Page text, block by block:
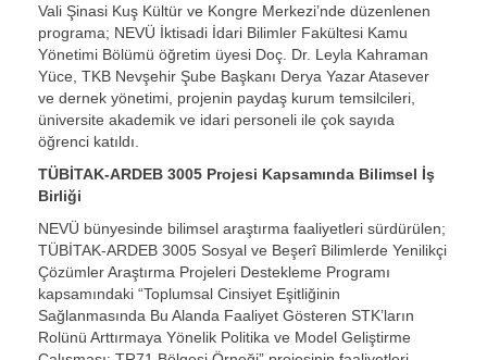
Vali Şinasi Kuş Kültür ve Kongre Merkezi’nde düzenlenen
programa; NEVÜ İktisadi İdari Bilimler Fakültesi Kamu
Yönetimi Bölümü öğretim üyesi Doç. Dr. Leyla Kahraman
Yüce, TKB Nevşehir Şube Başkanı Derya Yazar Atasever
ve dernek yönetimi, projenin paydaş kurum temsilcileri,
üniversite akademik ve idari personeli ile çok sayıda
öğrenci katıldı.
TÜBİTAK-ARDEB 3005 Projesi Kapsamında Bilimsel İş
Birliği
NEVÜ bünyesinde bilimsel araştırma faaliyetleri sürdürülen;
TÜBİTAK-ARDEB 3005 Sosyal ve Beşerî Bilimlerde Yenilikçi
Çözümler Araştırma Projeleri Destekleme Programı
kapsamındaki “Toplumsal Cinsiyet Eşitliğinin
Sağlanmasında Bu Alanda Faaliyet Gösteren STK’ların
Rolünü Arttırmaya Yönelik Politika ve Model Geliştirme